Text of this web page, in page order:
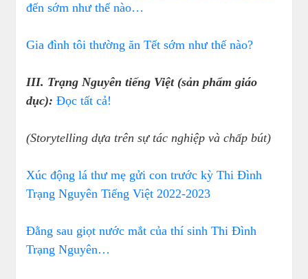
đến sớm như thế nào…
Gia đình tôi thường ăn Tết sớm như thế nào?
III. Trạng Nguyên tiếng Việt (sản phẩm giáo
dục): Đọc tất cả!
(Storytelling dựa trên sự tác nghiệp và chấp bút)
Xúc động lá thư mẹ gửi con trước kỳ Thi Đình
Trạng Nguyên Tiếng Việt 2022-2023
Đằng sau giọt nước mắt của thí sinh Thi Đình
Trạng Nguyên…